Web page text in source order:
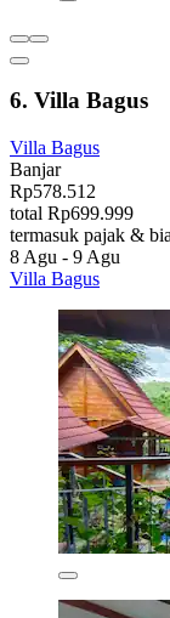
6. Villa Bagus
Villa Bagus
Banjar
Rp578.512
total Rp699.999
termasuk pajak &
8 Agu - 9 Agu
Villa Bagus